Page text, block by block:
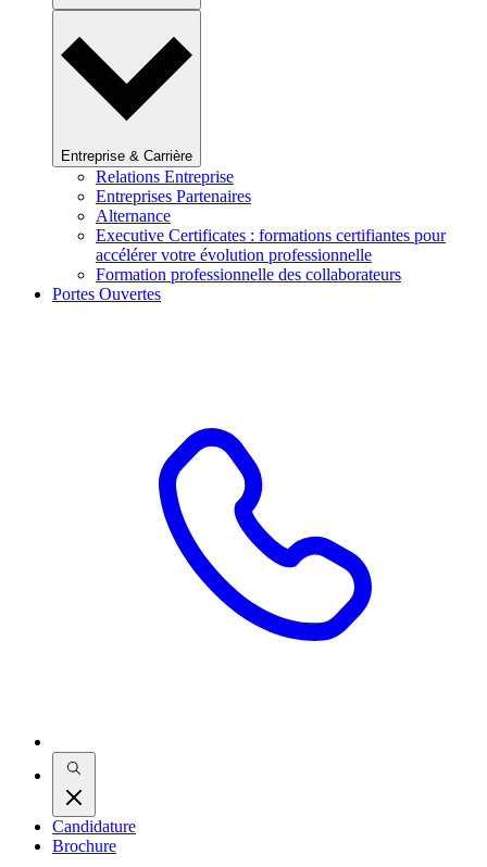
Entreprise & Carrière
Relations Entreprise
Entreprises Partenaires
Alternance
Executive Certificates : formations certifiantes pour
accélérer votre évolution professionnelle
Formation professionnelle des collaborateurs
Portes Ouvertes
Candidature
Brochure